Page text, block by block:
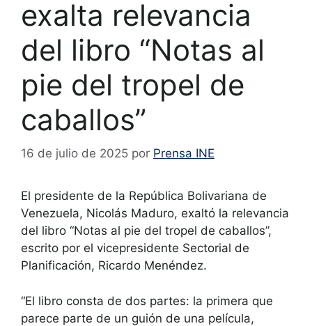
exalta relevancia
del libro “Notas al
pie del tropel de
caballos”
16 de julio de 2025 por Prensa INE
El presidente de la República Bolivariana de
Venezuela, Nicolás Maduro, exaltó la relevancia
del libro “Notas al pie del tropel de caballos”,
escrito por el vicepresidente Sectorial de
Planificación, Ricardo Menéndez.
“El libro consta de dos partes: la primera que
parece parte de un guión de una película,